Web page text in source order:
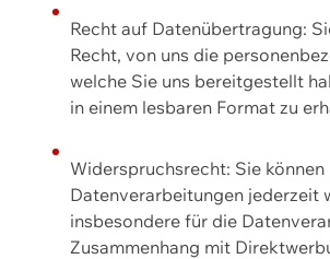
Recht auf Datenübertragung:
Recht, von uns die
welche Sie uns bereitgestellt
in einem lesbaren Format zu
Widerspruchsrecht: Sie können
Datenverarbeitungen jederzeit
insbesondere für die
Zusammenhang mit